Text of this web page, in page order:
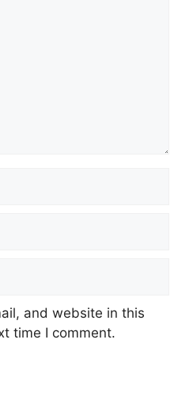
and website in this
time I comment.